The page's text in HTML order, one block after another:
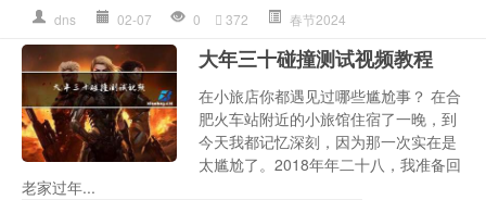
dns 02-07 0 372 春节2024
大年三十碰撞测试视频教程
在小旅店你都遇见过哪些尴尬事？ 在合
肥火车站附近的小旅馆住宿了一晚，到
今天我都记忆深刻，因为那一次实在是
太尴尬了。2018年年二十八，我准备回
老家过年...